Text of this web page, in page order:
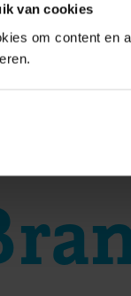
van cookies
om content en